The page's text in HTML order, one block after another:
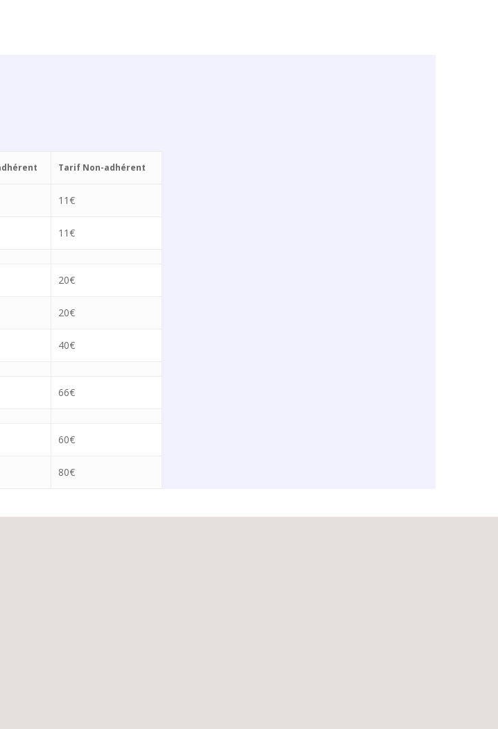
Tarif Non-adhérent
11€
11€
20€
20€
40€
66€
60€
80€